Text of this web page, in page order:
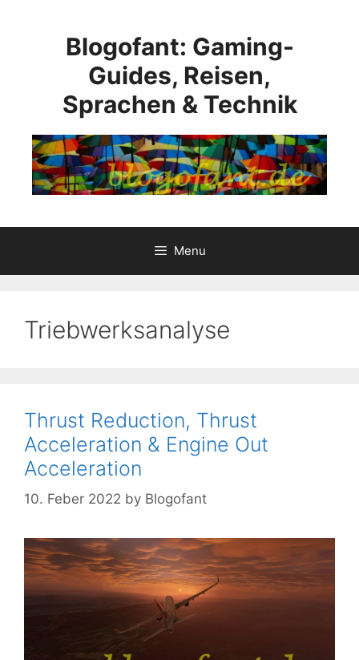
Blogofant: Gaming-
Guides, Reisen,
Sprachen & Technik
Menu
Triebwerksanalyse
Thrust Reduction, Thrust
Acceleration & Engine Out
Acceleration
10. Feber 2022 by Blogofant